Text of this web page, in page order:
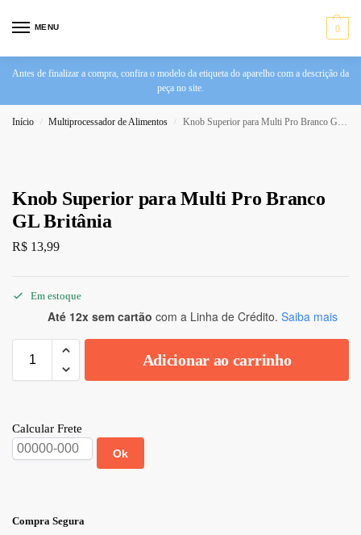
MENU 0
Antes de finalizar a compra, confira o modelo da etiqueta do aparelho com a descrição da
peça no site.
Início / Multiprocessador de Alimentos / Knob Superior para Multi Pro Branco GL Britânia
Knob Superior para Multi Pro Branco
GL Britânia
R$ 13,99
Em estoque
Até 12x sem cartão com a Linha de Crédito. Saiba mais
Adicionar ao carrinho
Calcular Frete
Ok
Compra Segura